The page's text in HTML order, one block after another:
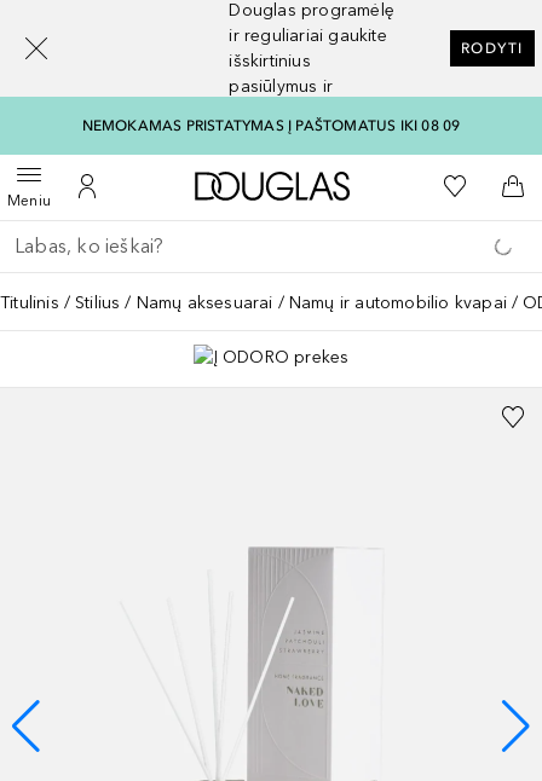
Douglas programėlę
ir reguliariai gaukite
išskirtinius
pasiūlymus ir
RODYTI
NEMOKAMAS PRISTATYMAS Į PAŠTOMATUS IKI 08 09
MeniuAtidaryti meniuĮ mano paskyrą
Į Douglas pagrindinį
Į mano
Į
Grįžk atgal
Vykdykite paiešką
Titulinis Stilius Namų aksesuarai Namų ir automobilio kvapai
[navigation.slideout.screenreader]